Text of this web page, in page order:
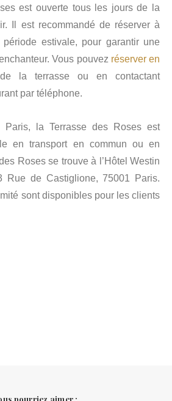
est ouverte tous les jours de la
Il est recommandé de réserver à
période estivale, pour garantir une
Vous pouvez réserver en
la terrasse ou en contactant
par téléphone.
la Terrasse des Roses est
en transport en commun ou en
Roses se trouve à l’Hôtel Westin
Rue de Castiglione, 75001 Paris.
sont disponibles pour les clients
pourriez aimer :